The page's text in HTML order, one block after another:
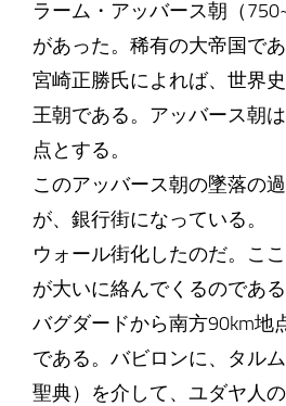
ラーム・アッバース朝（
があった。稀有の大帝国であ
宮崎正勝氏によれば、世界
王朝である。アッバース朝
点とする。
このアッバース朝の墜落の
が、銀行街になっている。
ウォール街化したのだ。こ
が大いに絡んでくるのである
バグダードから南方90km地
である。バビロンに、タル
聖典）を介して、ユダヤ人